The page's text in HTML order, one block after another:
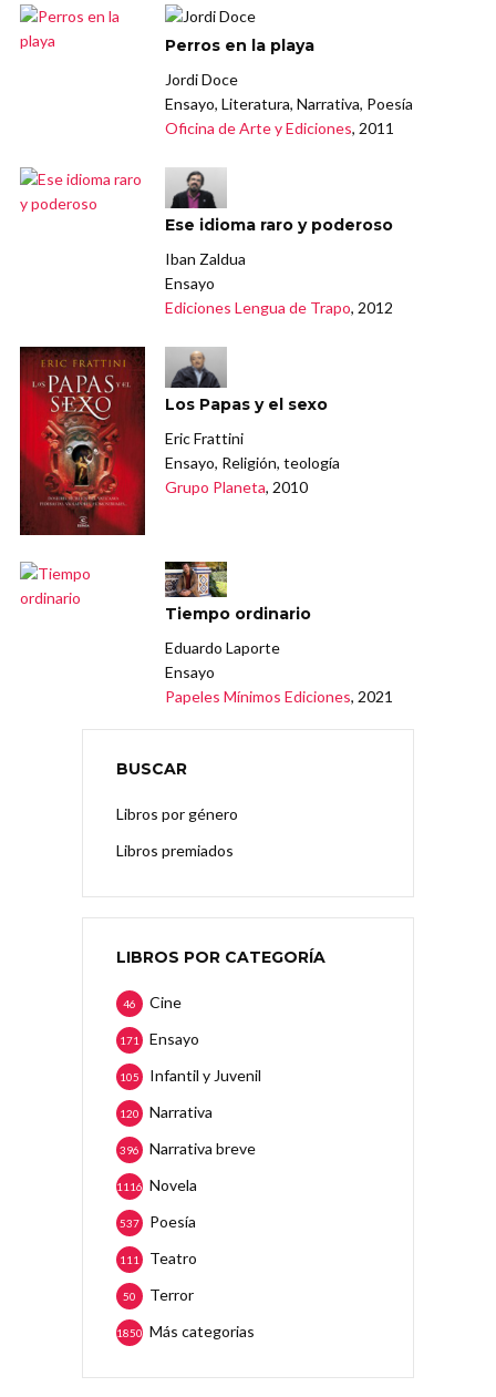
Perros en la playa
Jordi Doce
Ensayo, Literatura, Narrativa, Poesía
Oficina de Arte y Ediciones, 2011
Ese idioma raro y poderoso
Iban Zaldua
Ensayo
Ediciones Lengua de Trapo, 2012
Los Papas y el sexo
Eric Frattini
Ensayo, Religión, teología
Grupo Planeta, 2010
Tiempo ordinario
Eduardo Laporte
Ensayo
Papeles Mínimos Ediciones, 2021
BUSCAR
Libros por género
Libros premiados
LIBROS POR CATEGORÍA
Cine
46
Ensayo
171
Infantil y Juvenil
105
Narrativa
120
Narrativa breve
396
Novela
1116
Poesía
537
Teatro
111
Terror
50
Más categorias
1850